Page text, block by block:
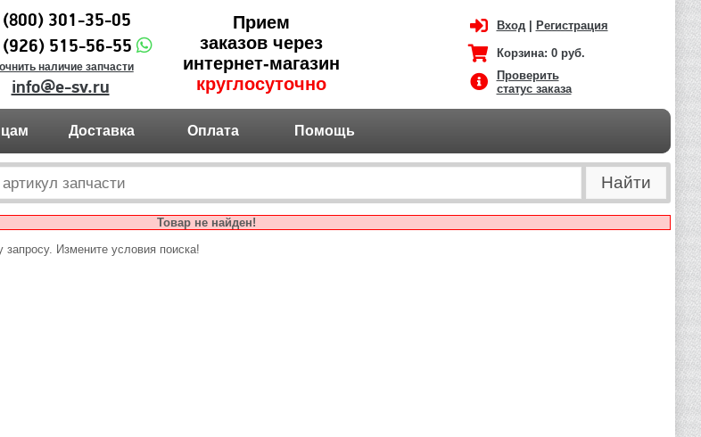
301-35-05
Прием
заказов через
интернет-магазин
круглосуточно
515-56-55
наличие запчасти
info@e-sv.ru
Вход| Регистрация
Корзина: 0 руб.
Проверить
статус заказа
Доставка Оплата Помощь
Товар не найден!
Измените условия поиска!